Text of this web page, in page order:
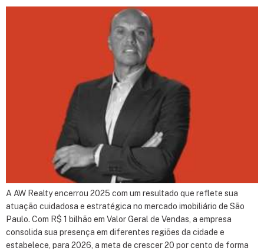
A AW Realty encerrou 2025 com um resultado que reflete sua
atuação cuidadosa e estratégica no mercado imobiliário de São
Paulo. Com R$ 1 bilhão em Valor Geral de Vendas, a empresa
consolida sua presença em diferentes regiões da cidade e
estabelece, para 2026, a meta de crescer 20 por cento de forma